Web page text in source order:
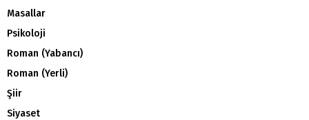
Masallar
Psikoloji
Roman (Yabancı)
Roman (Yerli)
Şiir
Siyaset